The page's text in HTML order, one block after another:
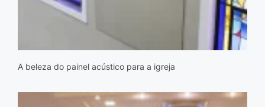
A beleza do painel acústico para a igreja